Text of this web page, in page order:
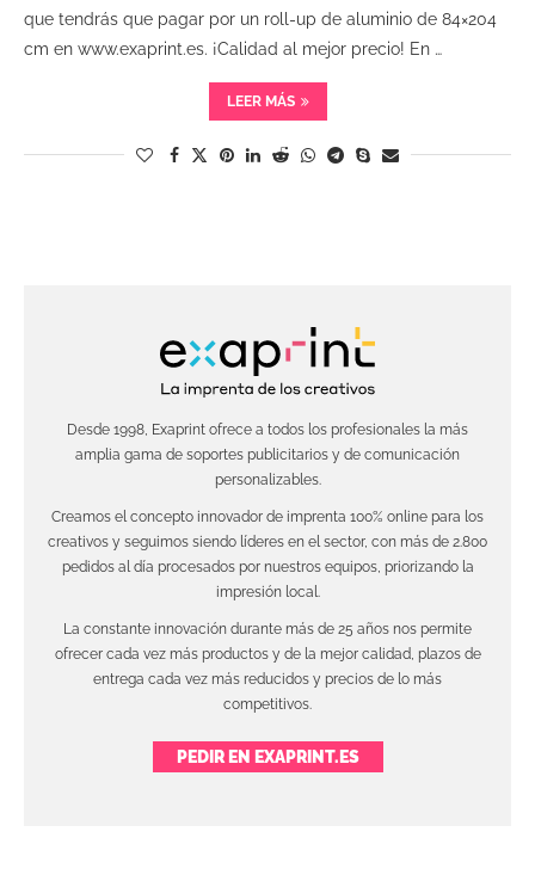
que tendrás que pagar por un roll-up de aluminio de 84×204
cm en www.exaprint.es. ¡Calidad al mejor precio! En …
LEER MÁS
Desde 1998, Exaprint ofrece a todos los profesionales la más
amplia gama de soportes publicitarios y de comunicación
personalizables.
Creamos el concepto innovador de imprenta 100% online para los
creativos y seguimos siendo líderes en el sector, con más de 2.800
pedidos al día procesados por nuestros equipos, priorizando la
impresión local.
La constante innovación durante más de 25 años nos permite
ofrecer cada vez más productos y de la mejor calidad, plazos de
entrega cada vez más reducidos y precios de lo más
competitivos.
PEDIR EN EXAPRINT.ES